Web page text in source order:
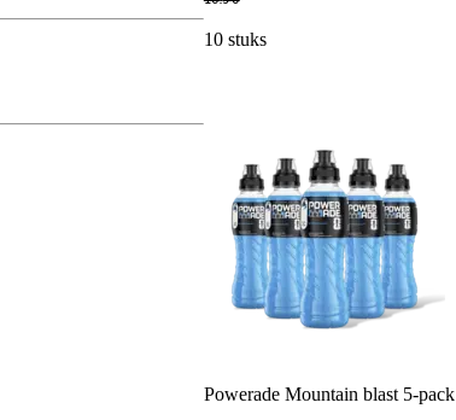
10 stuks
Powerade Mountain blast 5-pack